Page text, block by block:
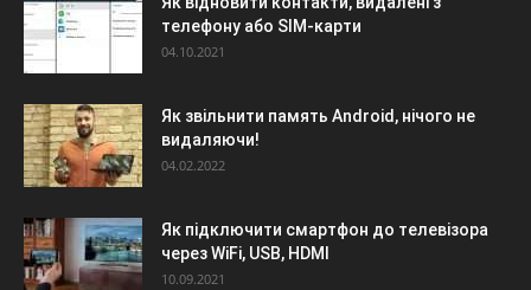
телефону або SIM-карти
04.10.2021
Як звільнити память Android, нічого не
видаляючи!
04.02.2022
Як підключити смартфон до телевізора
через WiFi, USB, HDMI
10.09.2021